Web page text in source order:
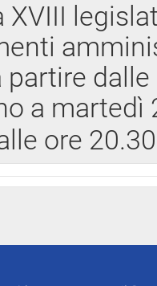
XVIII
a
ore